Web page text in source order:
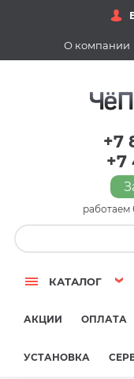
О компании
+7
+7
работаем
КАТАЛОГ
АКЦИИ ОПЛАТА
УСТАНОВКА